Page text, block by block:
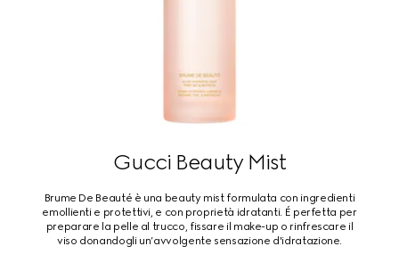
Gucci Beauty Mist
Brume De Beauté è una beauty mist formulata con ingredienti
emollienti e protettivi, e con proprietà idratanti. É perfetta per
preparare la pelle al trucco, fissare il make-up o rinfrescare il
viso donandogli un’avvolgente sensazione d'idratazione.